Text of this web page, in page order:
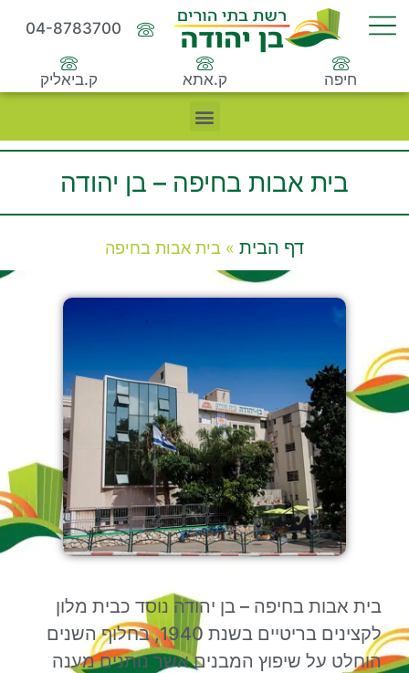
04-8783700
חיפה ק.אתא ק.ביאליק
בית אבות בחיפה – בן יהודה
דף הבית » בית אבות בחיפה
בית אבות בחיפה – בן יהודה נוסד כבית מלון
לקצינים בריטיים בשנת 1940, בחלוף השנים
הוחלט על שיפוץ המבנים אשר נותנים מענה